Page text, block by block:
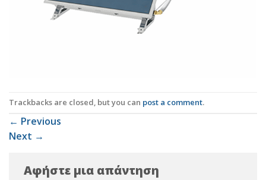
Trackbacks are closed, but you can post a comment.
← Previous
Next →
Αφήστε μια απάντηση